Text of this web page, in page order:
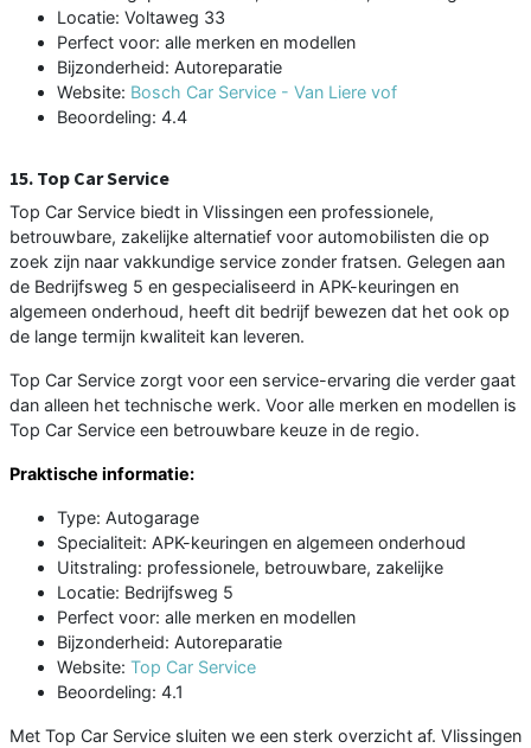
Locatie: Voltaweg 33
Perfect voor: alle merken en modellen
Bijzonderheid: Autoreparatie
Website: Bosch Car Service - Van Liere vof
Beoordeling: 4.4
15. Top Car Service
Top Car Service biedt in Vlissingen een professionele,
betrouwbare, zakelijke alternatief voor automobilisten die op
zoek zijn naar vakkundige service zonder fratsen. Gelegen aan
de Bedrijfsweg 5 en gespecialiseerd in APK-keuringen en
algemeen onderhoud, heeft dit bedrijf bewezen dat het ook op
de lange termijn kwaliteit kan leveren.
Top Car Service zorgt voor een service-ervaring die verder gaat
dan alleen het technische werk. Voor alle merken en modellen is
Top Car Service een betrouwbare keuze in de regio.
Praktische informatie:
Type: Autogarage
Specialiteit: APK-keuringen en algemeen onderhoud
Uitstraling: professionele, betrouwbare, zakelijke
Locatie: Bedrijfsweg 5
Perfect voor: alle merken en modellen
Bijzonderheid: Autoreparatie
Website: Top Car Service
Beoordeling: 4.1
Met Top Car Service sluiten we een sterk overzicht af. Vlissingen